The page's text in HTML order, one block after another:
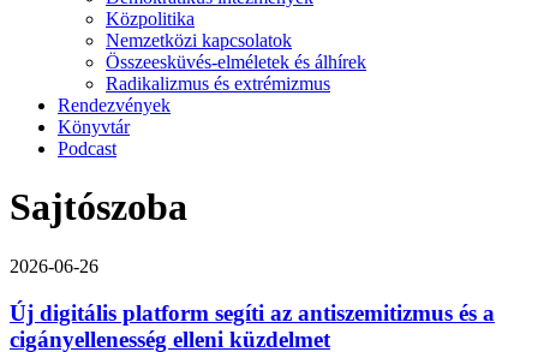
Közpolitika
Nemzetközi kapcsolatok
Összeesküvés-elméletek és álhírek
Radikalizmus és extrémizmus
Rendezvények
Könyvtár
Podcast
Sajtószoba
2026-06-26
Új digitális platform segíti az antiszemitizmus és a
cigányellenesség elleni küzdelmet